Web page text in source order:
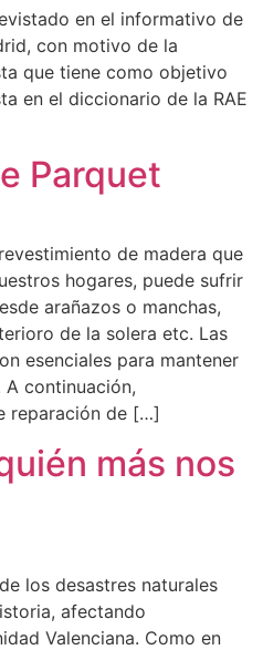
en el informativo de
con motivo de la
que tiene como objetivo
en el diccionario de la RAE
Parquet
de madera que
hogares, puede sufrir
arañazos o manchas,
de la solera etc. Las
esenciales para mantener
continuación,
reparación de […]
más nos
los desastres naturales
afectando
Valenciana. Como en